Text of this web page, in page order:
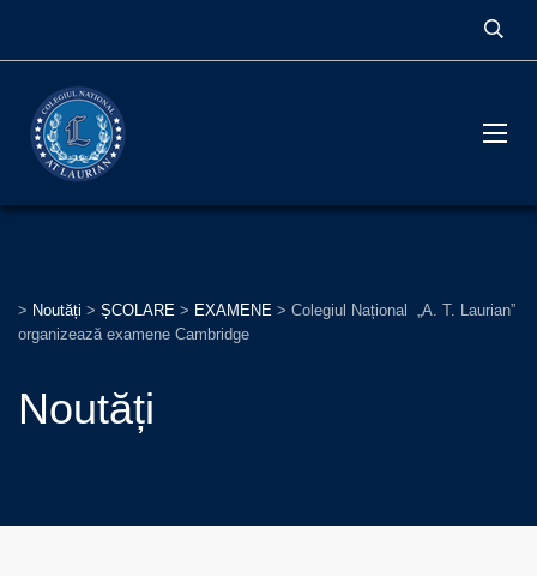
> Noutăți > ȘCOLARE > EXAMENE > Colegiul Național „A. T. Laurian”
organizează examene Cambridge
Noutăți